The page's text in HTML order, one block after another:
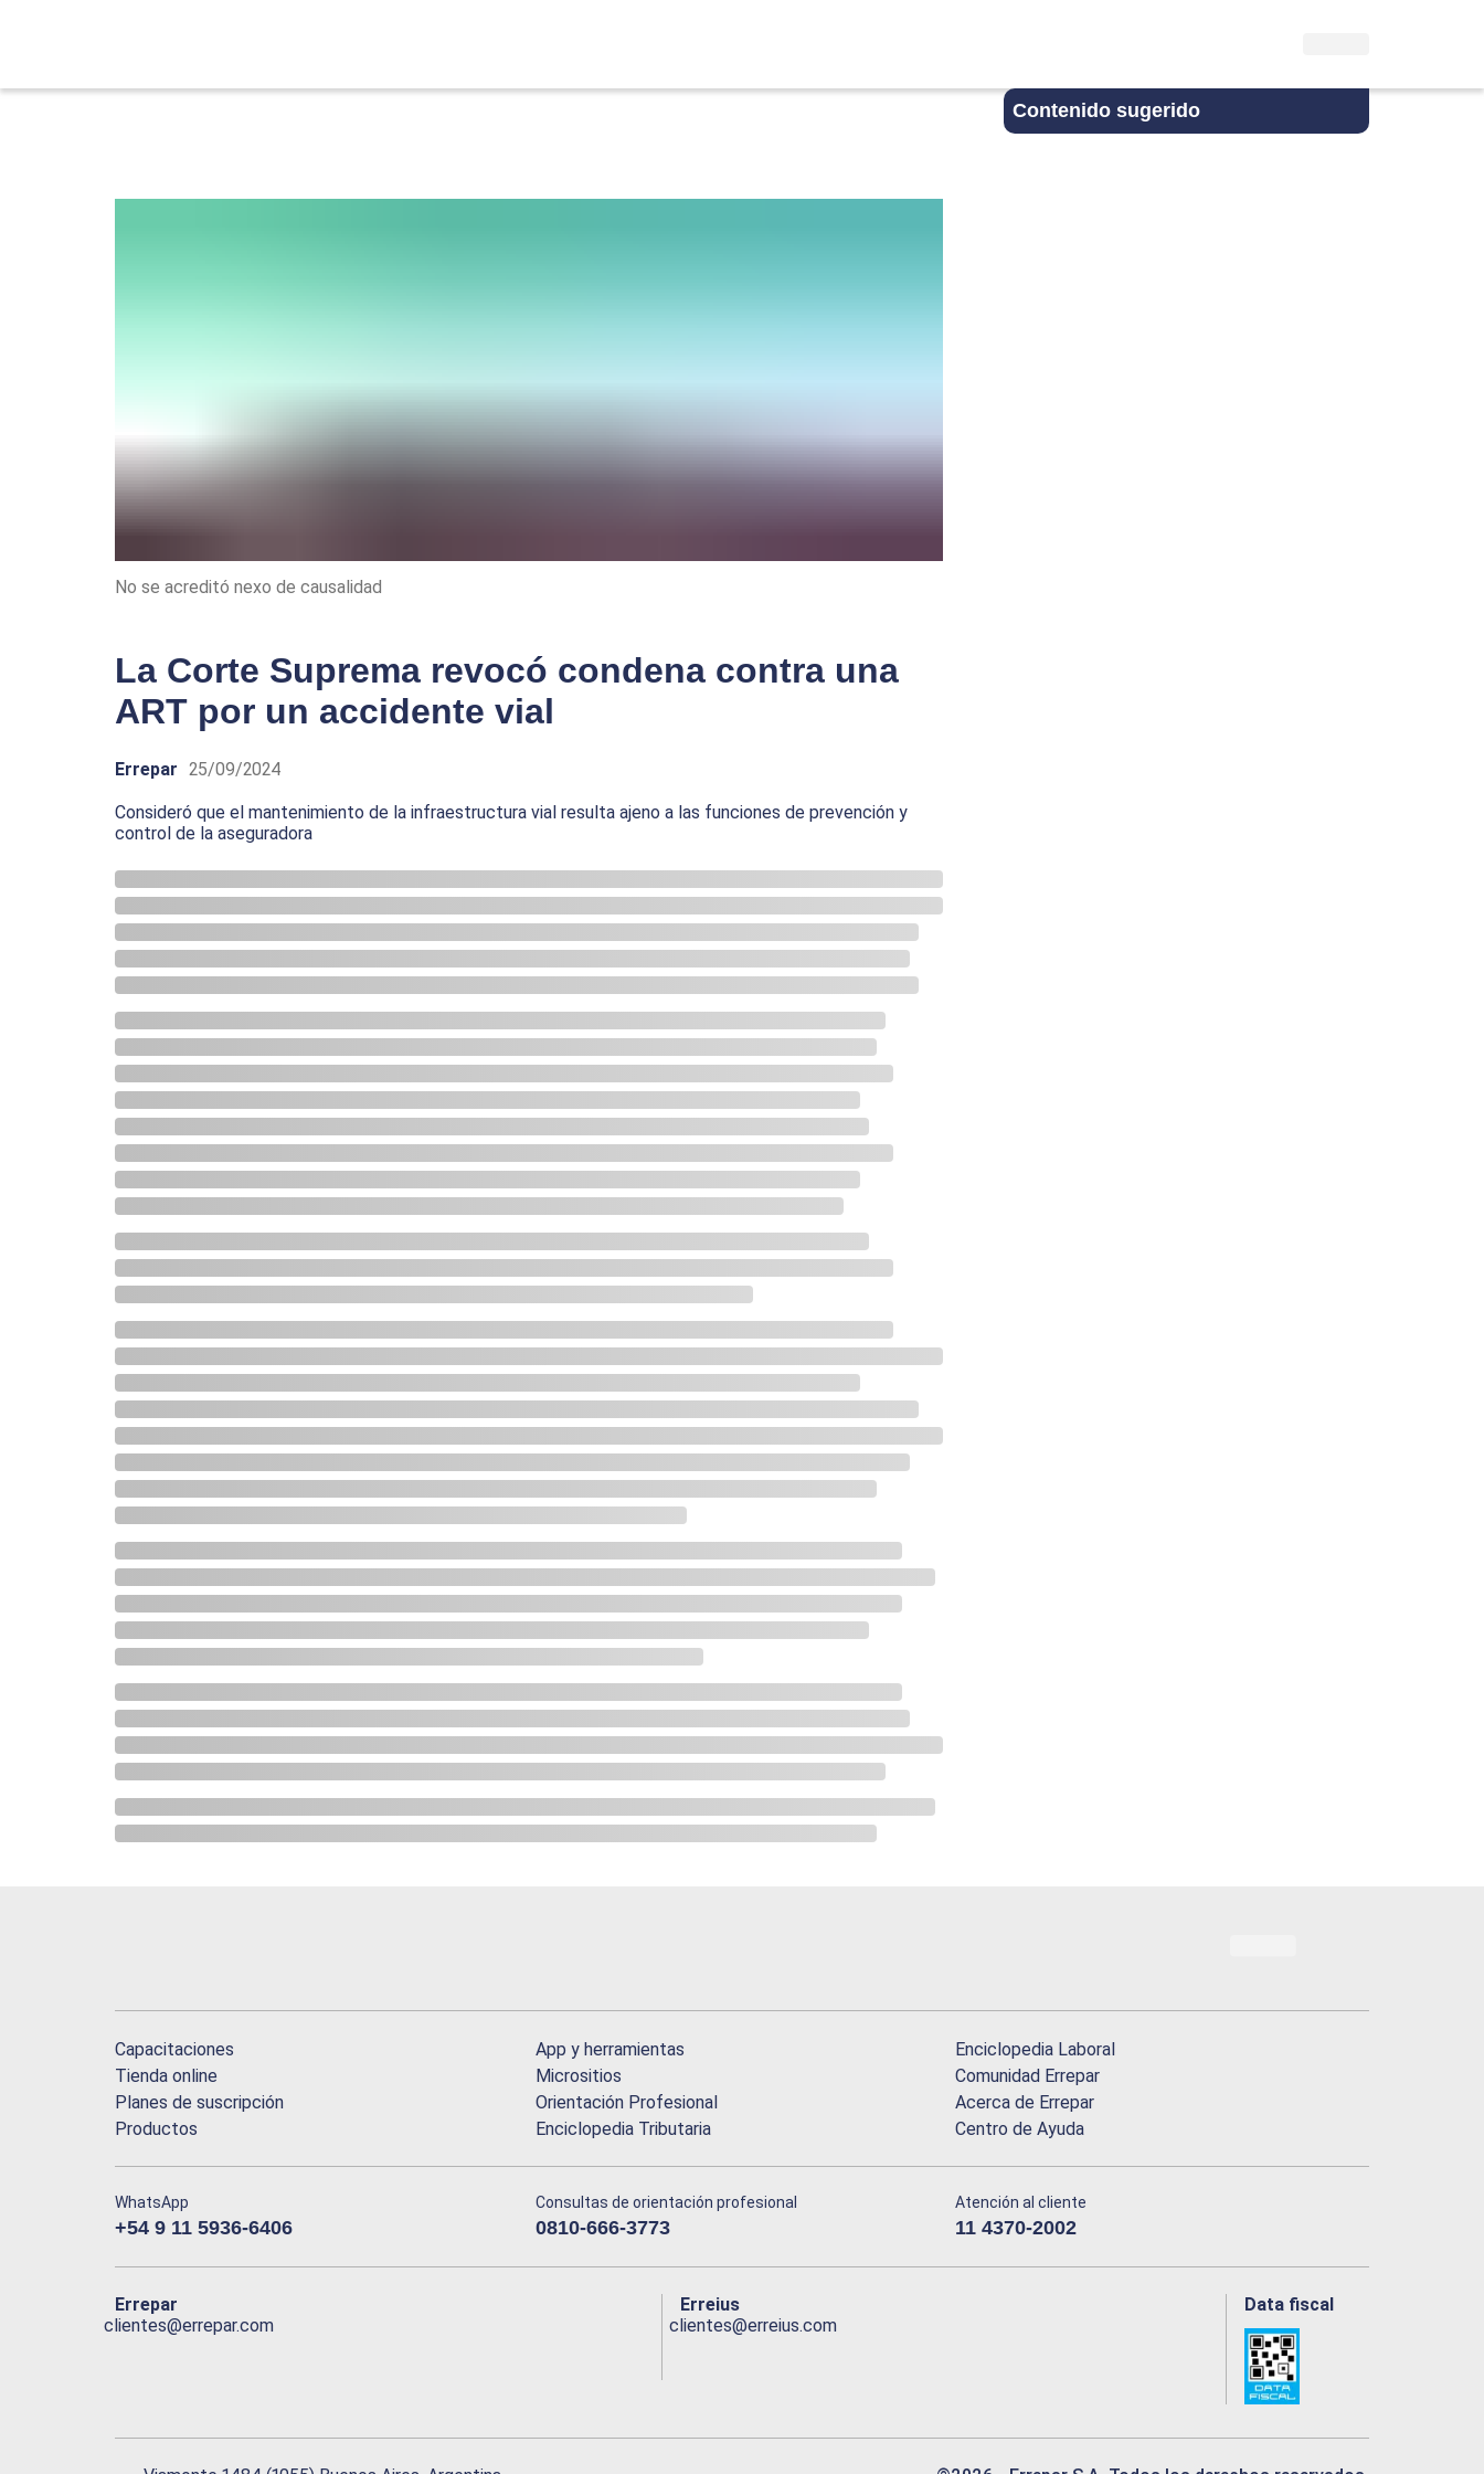
Contenido sugerido
No se acreditó nexo de causalidad
La Corte Suprema revocó condena contra una
ART por un accidente vial
Errepar 25/09/2024
Consideró que el mantenimiento de la infraestructura vial resulta ajeno a las funciones de prevención y
control de la aseguradora
Capacitaciones
Tienda online
Planes de suscripción
Productos
App y herramientas
Micrositios
Orientación Profesional
Enciclopedia Tributaria
Enciclopedia Laboral
Comunidad Errepar
Acerca de Errepar
Centro de Ayuda
WhatsApp
+54 9 11 5936-6406
Consultas de orientación profesional
0810-666-3773
Atención al cliente
11 4370-2002
Errepar
clientes@errepar.com
Erreius
clientes@erreius.com
Data fiscal